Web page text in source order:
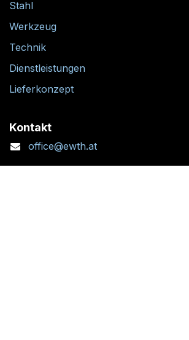
Stahl
Werkzeug
Technik
Dienstleistungen
Lieferkonzept
Kontakt
office@ewth.at